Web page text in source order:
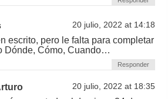
20 julio, 2022 at 14:18
escrito, pero le falta para completar
Dónde, Cómo, Cuando…
Responder
20 julio, 2022 at 18:35